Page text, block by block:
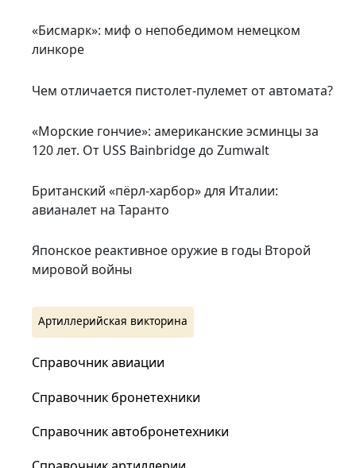
«Бисмарк»: миф о непобедимом немецком
линкоре
Чем отличается пистолет-пулемет от автомата?
«Морские гончие»: американские эсминцы за
120 лет. От USS Bainbridge до Zumwalt
Британский «пёрл-харбор» для Италии:
авианалет на Таранто
Японское реактивное оружие в годы Второй
мировой войны
Артиллерийская викторина
Справочник авиации
Справочник бронетехники
Справочник автобронетехники